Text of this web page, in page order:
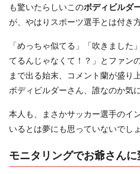
も驚いたらしいこのボディビルダ
が、やはりスポーツ選手とは付き
「めっちゃ似てる」「吹きました
てるんじゃなくて！？」とファン
まで出る始末、コメント蘭が盛り
ボディビルダーさん、誰なのか気
本人も、まさかサッカー選手のイ
いるとは夢にも思っていないでしょ
モニタリングでお爺さんに